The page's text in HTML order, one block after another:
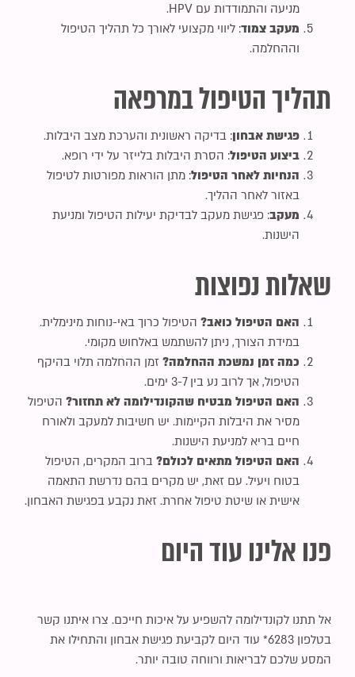
מניעה והתמודדות עם HPV.
מעקב צמוד: ליווי מקצועי לאורך כל תהליך הטיפול
וההחלמה.
תהליך הטיפול במרפאה
פגישת אבחון: בדיקה ראשונית והערכת מצב היבלות.
ביצוע הטיפול: הסרת היבלות בלייזר על ידי רופא.
הנחיות לאחר הטיפול: מתן הוראות מפורטות לטיפול
באזור לאחר ההליך.
מעקב: פגישת מעקב לבדיקת יעילות הטיפול ומניעת
הישנות.
שאלות נפוצות
האם הטיפול כואב? הטיפול כרוך באי-נוחות מינימלית.
במידת הצורך, ניתן להשתמש באלחוש מקומי.
כמה זמן נמשכת ההחלמה? זמן ההחלמה תלוי בהיקף
הטיפול, אך לרוב נע בין 3-7 ימים.
האם הטיפול מבטיח שהקונדילומה לא תחזור? הטיפול
מסיר את היבלות הקיימות. יש חשיבות למעקב ולאורח
חיים בריא למניעת הישנות.
האם הטיפול מתאים לכולם? ברוב המקרים, הטיפול
בטוח ויעיל. עם זאת, יש מקרים בהם נדרשת התאמה
אישית או שיטת טיפול אחרת. זאת נקבע בפגישת האבחון.
פנו אלינו עוד היום
אל תתנו לקונדילומה להשפיע על איכות חייכם. צרו איתנו קשר
בטלפון 6283* עוד היום לקביעת פגישת אבחון והתחילו את
המסע שלכם לבריאות ורווחה טובה יותר.